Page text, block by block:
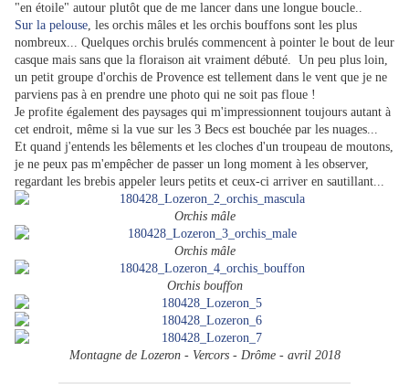
"en étoile" autour plutôt que de me lancer dans une longue boucle..
Sur la pelouse, les orchis mâles et les orchis bouffons sont les plus
nombreux... Quelques orchis brulés commencent à pointer le bout de leur
casque mais sans que la floraison ait vraiment débuté. Un peu plus loin,
un petit groupe d'orchis de Provence est tellement dans le vent que je ne
parviens pas à en prendre une photo qui ne soit pas floue !
Je profite également des paysages qui m'impressionnent toujours autant à
cet endroit, même si la vue sur les 3 Becs est bouchée par les nuages...
Et quand j'entends les bêlements et les cloches d'un troupeau de moutons,
je ne peux pas m'empêcher de passer un long moment à les observer,
regardant les brebis appeler leurs petits et ceux-ci arriver en sautillant...
Orchis mâle
Orchis mâle
Orchis bouffon
Montagne de Lozeron - Vercors - Drôme - avril 2018